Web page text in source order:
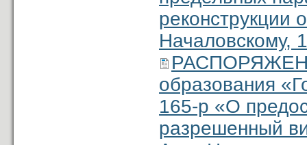
реконструкции
Началовскому,
образования
165-р «О
разрешенный